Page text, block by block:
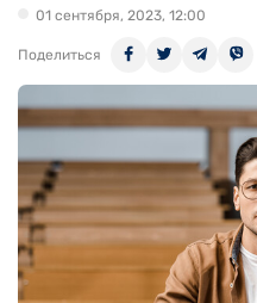
01 сентября, 2023, 12:00
Поделиться